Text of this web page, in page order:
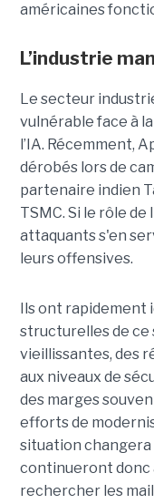
américaines
L’industrie
Le secteur
vulnérable face à
l’IA. Récemment,
dérobés lors de
partenaire indien
TSMC. Si le rôle
attaquants s'en
leurs offensives.
Ils ont
structurelles de ce
vieillissantes, des
aux niveaux de
des marges
efforts de
situation
continueront donc
rechercher les